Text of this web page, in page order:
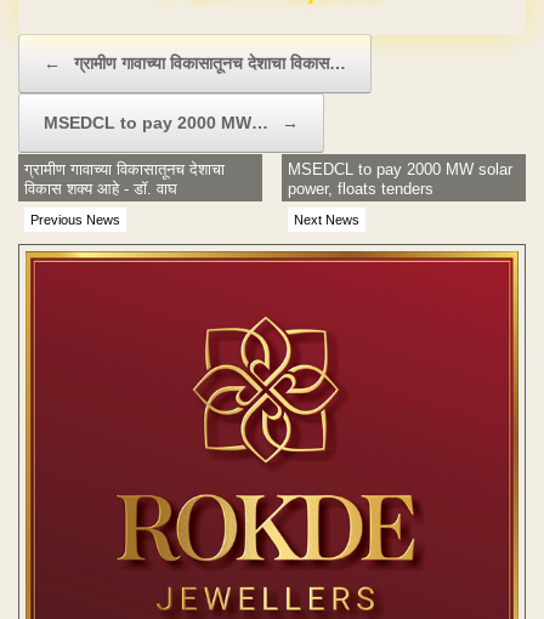
← ग्रामीण गावाच्या विकासातूनच देशाचा विकास…
MSEDCL to pay 2000 MW… →
Previous News
ग्रामीण गावाच्या विकासातूनच देशाचा
विकास शक्य आहे - डॉ. वाघ
Next News
MSEDCL to pay 2000 MW solar
power, floats tenders